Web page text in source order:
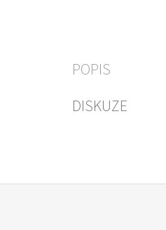
POPIS
DISKUZE